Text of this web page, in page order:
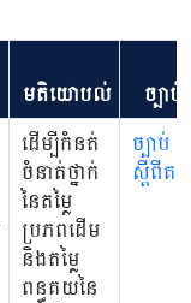
មតិយោបល់ ច្បាប់
ដើម្បីកំនត់
ចំនាត់ថ្នាក់
នៃតម្លៃ
ប្រភពដើម
និងតម្លៃ
ពន្ធគយនៃ
ច្បាប់
ស្តីពីគយ